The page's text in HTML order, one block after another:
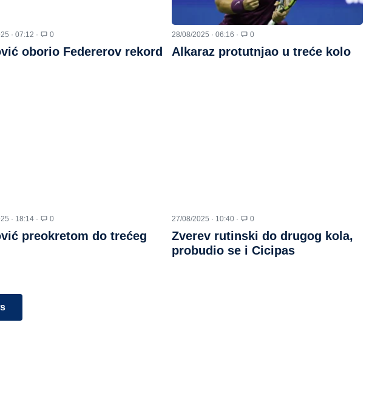
· 07:12 · 0
oborio Federerov rekord
28/08/2025 · 06:16 · 0
Alkaraz protutnjao u treće kolo
· 18:14 · 0
preokretom do trećeg
27/08/2025 · 10:40 · 0
Zverev rutinski do drugog kola,
probudio se i Cicipas